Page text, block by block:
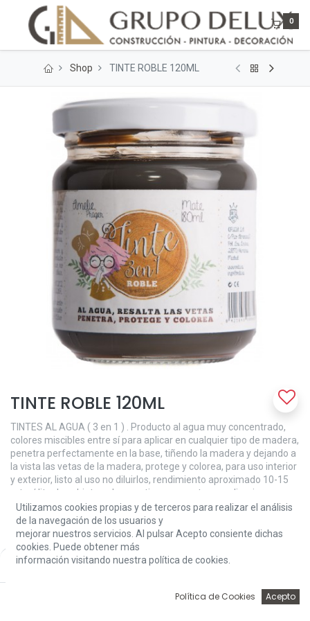
Price:
Add to Cart
0
Shop TINTE ROBLE 120ML
TINTE ROBLE 120ML
TINTES AL AGUA ( 3 en 1 ) . Producto al agua muy concentrado,
colores miscibles entre sí para aplicar en cualquier tipo de madera,
penetra perfectamente en la base, tiñendo la madera y dejando a
la vista las vetas de la madera, protege y colorea, para uso interior
y exterior, listo al uso no diluirlos, rendimiento aproximado 10-15
mts. / litro los objeto a decorar tiene que estar muy limpios.
MODO DE EMPLEO: Con un pincel o brocha aplicamos a la
superﬁcie a decorar. Siempre debemos ﬁjar el tinte con el tapa
poros, una vez dado el tapa poros se pasa la lija (esta operación
hay que realizarla varias veces).
Utilizamos cookies propias y de terceros para realizar el análisis
de la navegación de los usuarios y
mejorar nuestros servicios. Al pulsar Acepto consiente dichas
cookies. Puede obtener más
información visitando nuestra política de cookies.
Política de Cookies Acepto